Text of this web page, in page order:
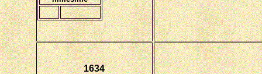
1634